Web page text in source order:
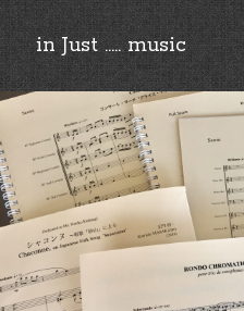
in Just ..... music
Sidebar
©︎2018-2025 by Ken’ichi